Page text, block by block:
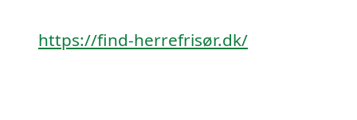
https://find-herrefrisør.dk/